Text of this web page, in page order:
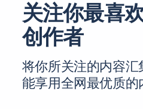
关注你最喜
创作者
将你所关注的内容
能享用全网最优质的